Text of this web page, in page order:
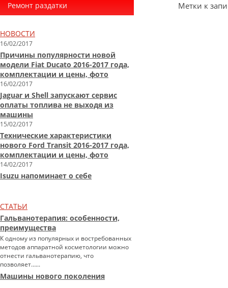
Ремонт раздатки
НОВОСТИ
16/02/2017
Причины популярности новой
модели Fiat Ducato 2016-2017 года,
комплектации и цены, фото
16/02/2017
Jaguar и Shell запускают сервис
оплаты топлива не выходя из
машины
15/02/2017
Технические характеристики
нового Ford Transit 2016-2017 года,
комплектации и цены, фото
14/02/2017
Isuzu напоминает о себе
СТАТЬИ
Гальванотерапия: особенности,
преимущества
К одному из популярных и востребованных
методов аппаратной косметологии можно
отнести гальванотерапию, что
позволяет…...
Машины нового поколения
Метки к